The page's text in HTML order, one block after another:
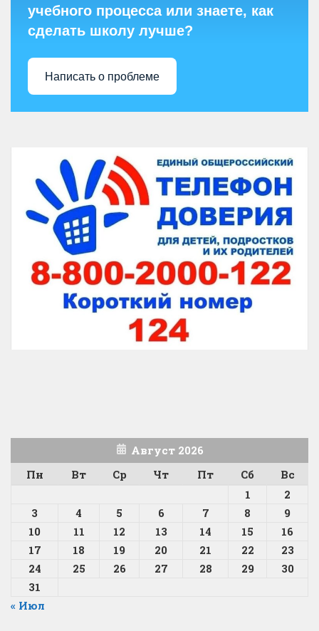
учебного процесса или знаете, как
сделать школу лучше?
Написать о проблеме
Август 2026
Пн
Вт Ср Чт Пт Сб
Вс
1
2
3
4 5 6 7 8
9
10
11 12 13 14 15
16
17
18 19 20 21 22
23
24
25 26 27 28 29
30
31
« Июл